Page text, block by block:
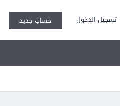
تسجيل الدخول حساب جديد